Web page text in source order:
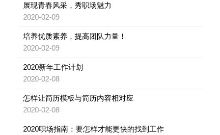
展现青春风采，秀职场魅力
2020-02-09
培养优质素养，提高团队力量！
2020-02-09
2020新年工作计划
2020-02-08
怎样让简历模板与简历内容相对应
2020-02-08
2020职场指南：要怎样才能更快的找到工作